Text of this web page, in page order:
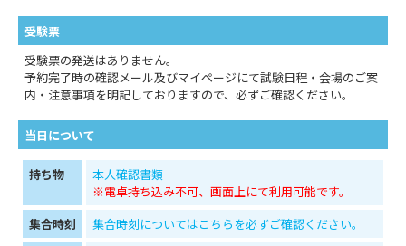
受験票
受験票の発送はありません。
予約完了時の確認メール及びマイページにて試験日程・会場のご案
内・注意事項を明記しておりますので、必ずご確認ください。
当日について
持ち物
本人確認書類
※電卓持ち込み不可、画面上にて利用可能です。
集合時刻
集合時刻についてはこちらを必ずご確認ください。